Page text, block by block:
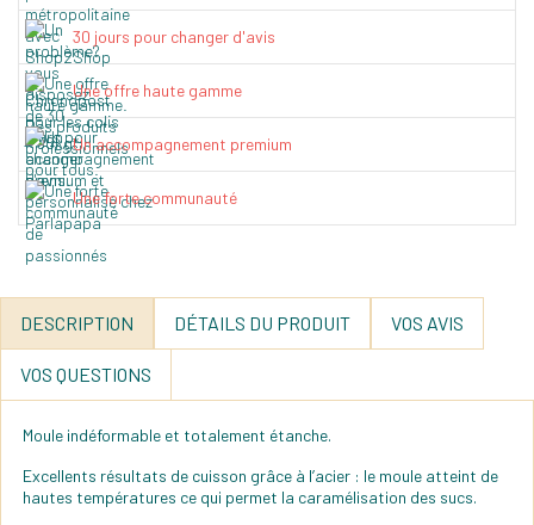
30 jours pour changer d'avis
Une offre haute gamme
Un accompagnement premium
Une forte communauté
DESCRIPTION DÉTAILS DU PRODUIT VOS AVIS
VOS QUESTIONS
Moule indéformable et totalement étanche.
Excellents résultats de cuisson grâce à l’acier : le moule atteint de
hautes températures ce qui permet la caramélisation des sucs.